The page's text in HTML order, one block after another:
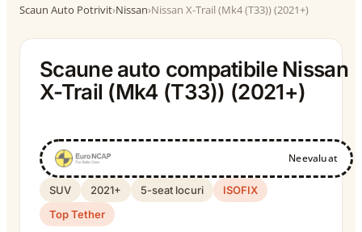
Scaun Auto Potrivit›Nissan›Nissan X-Trail (Mk4 (T33)) (2021+)
Scaune auto compatibile Nissan
X-Trail (Mk4 (T33)) (2021+)
Neevaluat
SUV 2021+ 5-seat locuri
ISOFIX
Top Tether